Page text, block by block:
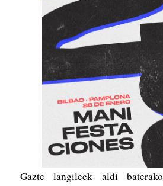
Gazte langileek aldi